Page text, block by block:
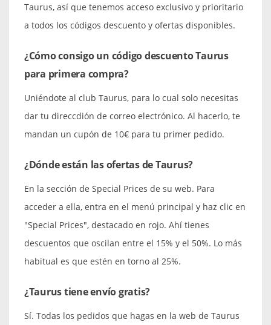
Taurus, así que tenemos acceso exclusivo y prioritario
a todos los códigos descuento y ofertas disponibles.
¿Cómo consigo un código descuento Taurus
para primera compra?
Uniéndote al club Taurus, para lo cual solo necesitas
dar tu direccdión de correo electrónico. Al hacerlo, te
mandan un cupón de 10€ para tu primer pedido.
¿Dónde están las ofertas de Taurus?
En la sección de Special Prices de su web. Para
acceder a ella, entra en el menú principal y haz clic en
"Special Prices", destacado en rojo. Ahí tienes
descuentos que oscilan entre el 15% y el 50%. Lo más
habitual es que estén en torno al 25%.
¿Taurus tiene envío gratis?
Sí. Todas los pedidos que hagas en la web de Taurus